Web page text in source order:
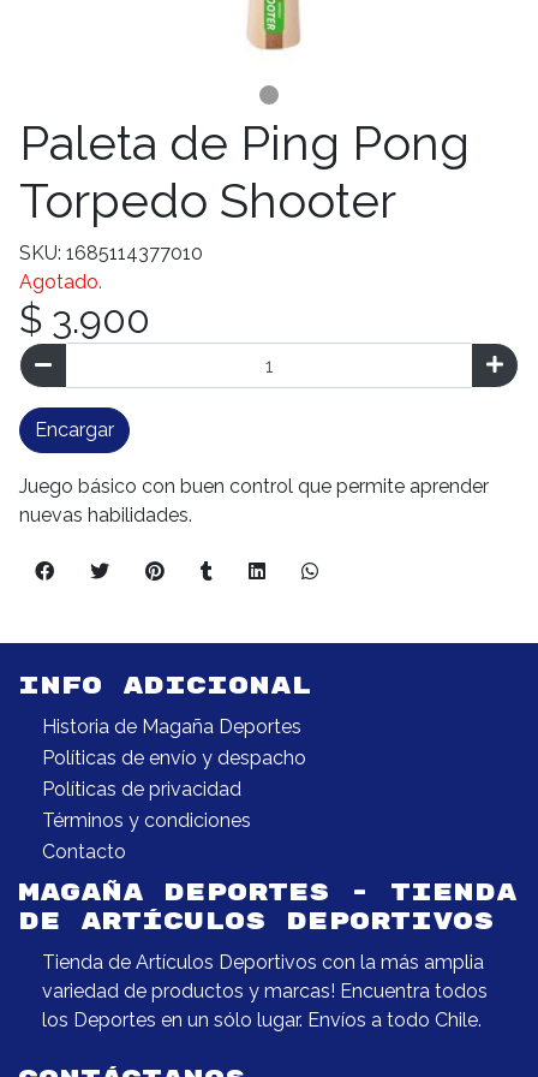
Paleta de Ping Pong
Torpedo Shooter
SKU: 1685114377010
Agotado.
$ 3.900
Encargar
Juego básico con buen control que permite aprender
nuevas habilidades.
INFO ADICIONAL
Historia de Magaña Deportes
Políticas de envío y despacho
Políticas de privacidad
Términos y condiciones
Contacto
MAGAÑA DEPORTES - TIENDA
DE ARTÍCULOS DEPORTIVOS
Tienda de Artículos Deportivos con la más amplia
variedad de productos y marcas! Encuentra todos
los Deportes en un sólo lugar. Envíos a todo Chile.